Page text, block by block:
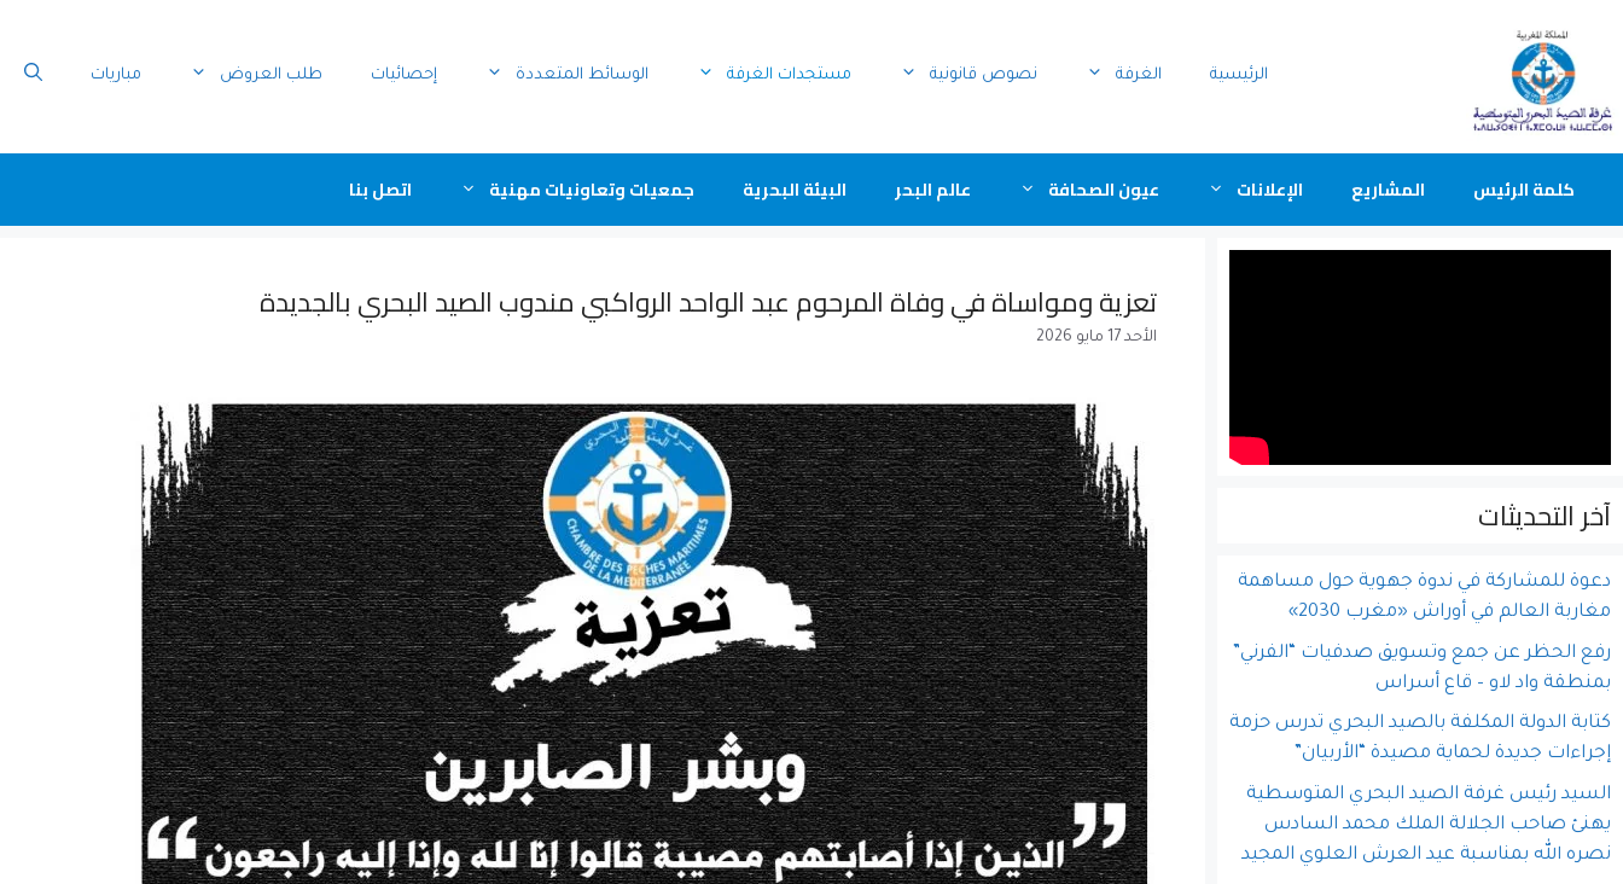
الرئيسية الغرفة نصوص قانونية مستجدات الغرفة الوسائط المتعددة إحصائيات طلب العروض مباريات
كلمة الرئيس المشاريع الإعلانات عيون الصحافة عالم البحر البيئة البحرية جمعيات وتعاونيات مهنية اتصل بنا
تعزية ومواساة في وفاة المرحوم عبد الواحد الرواكبي مندوب الصيد البحري بالجديدة
الأحد 17 مايو 2026
آخر التحديثات
دعوة للمشاركة في ندوة جهوية حول مساهمة
مغاربة العالم في أوراش «مغرب 2030»
رفع الحظر عن جمع وتسويق صدفيات “الفرني”
بمنطقة واد لاو – قاع أسراس
كتابة الدولة المكلفة بالصيد البحري تدرس حزمة
إجراءات جديدة لحماية مصيدة “الأربيان”
السيد رئيس غرفة الصيد البحري المتوسطية
يهنئ صاحب الجلالة الملك محمد السادس
نصره الله بمناسبة عيد العرش العلوي المجيد